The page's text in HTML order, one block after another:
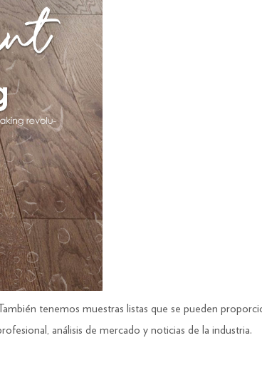
tenemos muestras listas que se pueden
análisis de mercado y noticias de la industria.